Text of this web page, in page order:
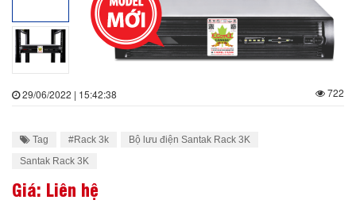
29/06/2022 | 15:42:38 722
Tag #Rack 3k
Bộ lưu điện Santak Rack 3K
Santak Rack 3K
Giá: Liên hệ